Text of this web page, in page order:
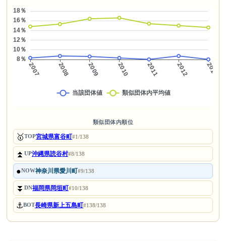
類似団体内順位
🥇TOP宮城県富谷町#1/138
⏫UP沖縄県読谷村#8/138
●NOW神奈川県愛川町#9/138
⏬DN福岡県岡垣町#10/138
⚓BOT長崎県新上五島町#138/138